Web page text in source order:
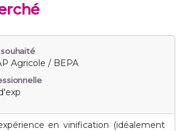
Agricole / BEPA
en vinification (idéalement